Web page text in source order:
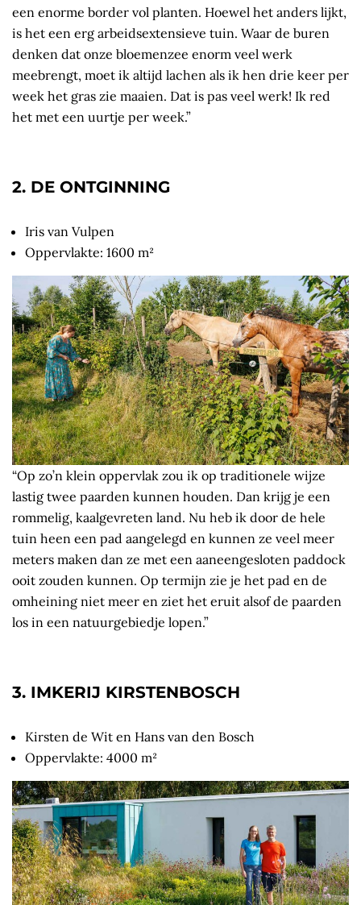
een enorme border vol planten. Hoewel het anders lijkt,
is het een erg arbeidsextensieve tuin. Waar de buren
denken dat onze bloemenzee enorm veel werk
meebrengt, moet ik altijd lachen als ik hen drie keer per
week het gras zie maaien. Dat is pas veel werk! Ik red
het met een uurtje per week.”
2. DE ONTGINNING
Iris van Vulpen
Oppervlakte: 1600 m²
“Op zo’n klein oppervlak zou ik op traditionele wijze
lastig twee paarden kunnen houden. Dan krijg je een
rommelig, kaalgevreten land. Nu heb ik door de hele
tuin heen een pad aangelegd en kunnen ze veel meer
meters maken dan ze met een aaneengesloten paddock
ooit zouden kunnen. Op termijn zie je het pad en de
omheining niet meer en ziet het eruit alsof de paarden
los in een natuurgebiedje lopen.”
3. IMKERIJ KIRSTENBOSCH
Kirsten de Wit en Hans van den Bosch
Oppervlakte: 4000 m²